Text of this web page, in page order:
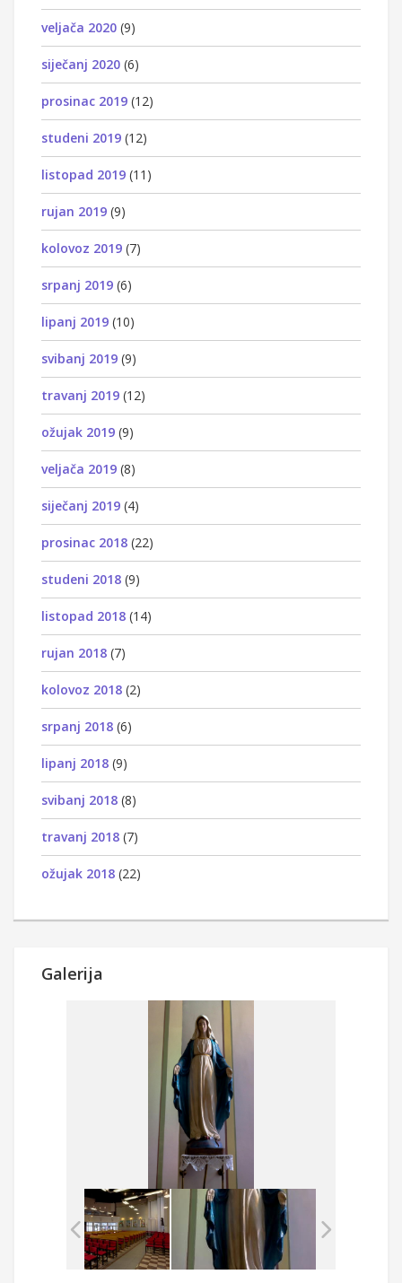
veljača 2020 (9)
siječanj 2020 (6)
prosinac 2019 (12)
studeni 2019 (12)
listopad 2019 (11)
rujan 2019 (9)
kolovoz 2019 (7)
srpanj 2019 (6)
lipanj 2019 (10)
svibanj 2019 (9)
travanj 2019 (12)
ožujak 2019 (9)
veljača 2019 (8)
siječanj 2019 (4)
prosinac 2018 (22)
studeni 2018 (9)
listopad 2018 (14)
rujan 2018 (7)
kolovoz 2018 (2)
srpanj 2018 (6)
lipanj 2018 (9)
svibanj 2018 (8)
travanj 2018 (7)
ožujak 2018 (22)
Galerija